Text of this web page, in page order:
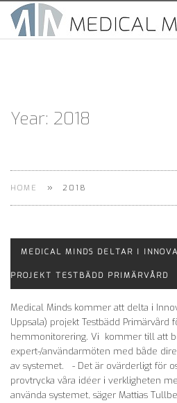
Year: 2018
HOME » 2018
MEDICAL MINDS DELTAR I
PROJEKT TESTBÄDD PRIMÄRVÅRD
Medical Minds kommer att delta i
Uppsala) projekt Testbädd Primärvård
hemmonitorering. Vi kommer till att
expert-/användarmöten med både
av systemet. - Det är ovärderligt för
provtrycka våra idéer i verkligheten
använda systemet, säger Mattias